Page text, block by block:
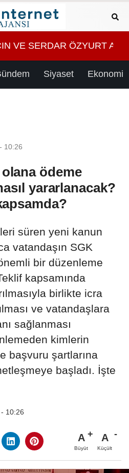
MASASI MI PR
şirketlerine sınırlama
Siyaset Ekonomi
10:26
ödeme
yararlanacak?
süren yeni kanun
vatandaşın SGK
bir düzenleme
kapsamında
birlikte icra
ve vatandaşlara
sağlanması
kimlerin
başvuru şartlarına
başladı. İşte
10:26
A
Büyüt
A
Küçült